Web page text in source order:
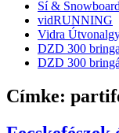
Sí &
vidRUNNING
Vidra
DZD 300
DZD 300
Címke: